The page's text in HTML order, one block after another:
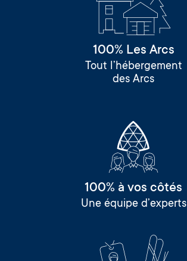
100% Les Arcs
Tout l’hébergement
des Arcs
100% à vos côtés
Une équipe d’experts